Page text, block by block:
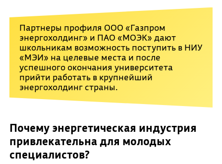
Партнеры профиля ООО «Газпром
энергохолдинг» и ПАО «МОЭК» дают
школьникам возможность поступить в НИУ
«МЭИ» на целевые места и после
успешного окончания университета
прийти работать в крупнейший
энергохолдинг страны.
Почему энергетическая индустрия
привлекательна для молодых
специалистов?